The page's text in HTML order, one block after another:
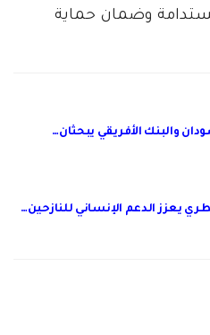
وضمان حماية
والبنك الأفريقي يبحثان…
يعزز الدعم الإنساني للنازحين…